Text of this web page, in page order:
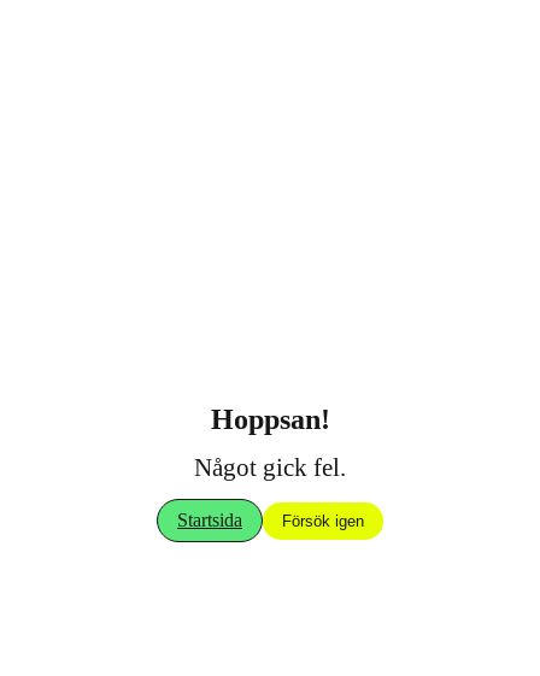
Hoppsan!
Något gick fel.
Startsida Försök igen